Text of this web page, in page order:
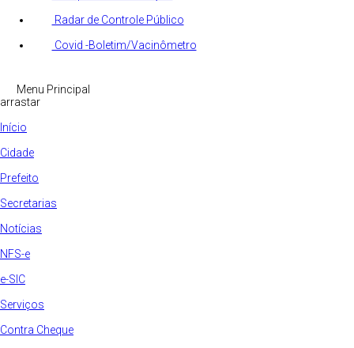
Radar de Controle Público
Covid -Boletim/Vacinômetro
Menu Principal
arrastar
Início
Cidade
Prefeito
Secretarias
Notícias
NFS-e
e-SIC
Serviços
Contra Cheque